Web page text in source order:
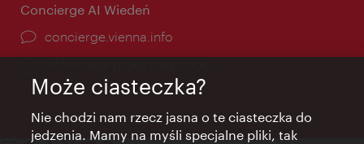
Concierge AI Wiedeń
concierge.vienna.info
Może ciasteczka?
Nie chodzi nam rzecz jasna o te ciasteczka do
jedzenia. Mamy na myśli specjalne pliki, tak